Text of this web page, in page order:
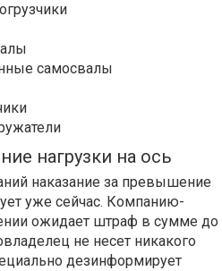
самосвалы
нагрузки на ось
наказание за превышение
уже сейчас. Компанию-
ожидает штраф в сумме до
не несет никакого
дезинформирует